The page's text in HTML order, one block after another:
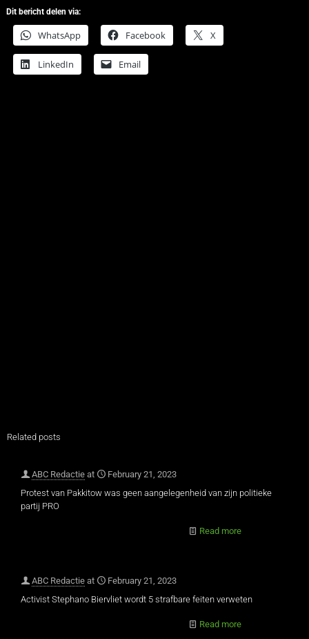
Dit bericht delen via:
WhatsApp Facebook X
LinkedIn Email
Related posts
ABC Redactie at
February 21, 2023
Protest van Pakkitow was geen aangelegenheid van zijn politieke
partij PRO
Read more
ABC Redactie at
February 21, 2023
Activist Stephano Biervliet wordt 5 strafbare feiten verweten
Read more